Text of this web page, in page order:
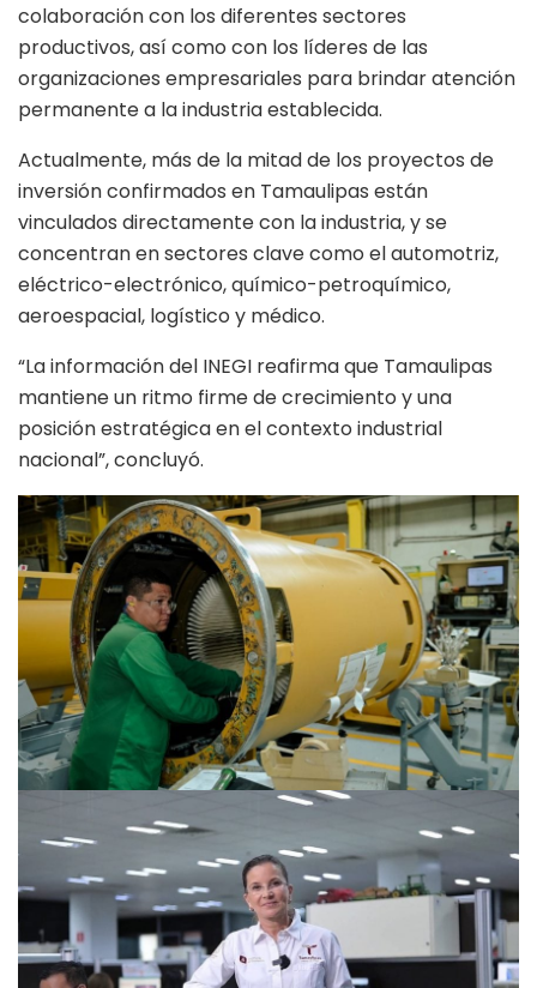
colaboración con los diferentes sectores
productivos, así como con los líderes de las
organizaciones empresariales para brindar atención
permanente a la industria establecida.
Actualmente, más de la mitad de los proyectos de
inversión confirmados en Tamaulipas están
vinculados directamente con la industria, y se
concentran en sectores clave como el automotriz,
eléctrico-electrónico, químico-petroquímico,
aeroespacial, logístico y médico.
“La información del INEGI reafirma que Tamaulipas
mantiene un ritmo firme de crecimiento y una
posición estratégica en el contexto industrial
nacional”, concluyó.